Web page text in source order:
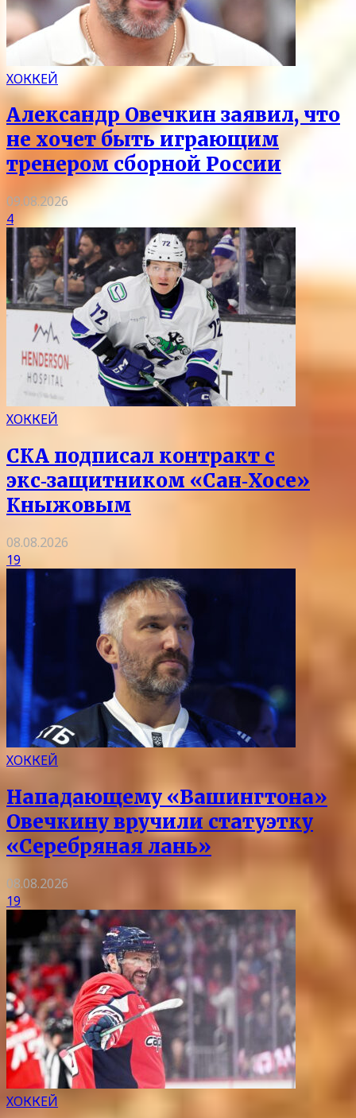
ХОККЕЙ
Александр Овечкин заявил, что
не хочет быть играющим
тренером сборной России
09.08.2026
4
ХОККЕЙ
СКА подписал контракт с
экс‑защитником «Сан‑Хосе»
Кныжовым
08.08.2026
19
ХОККЕЙ
Нападающему «Вашингтона»
Овечкину вручили статуэтку
«Серебряная лань»
08.08.2026
19
ХОККЕЙ